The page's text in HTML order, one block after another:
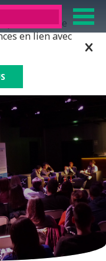
qui ont soif de
en lien avec